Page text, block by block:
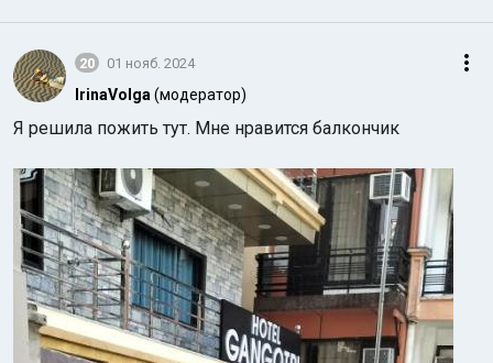
20 01 нояб. 2024
IrinaVolga (модератор)
Я решила пожить тут. Мне нравится балкончик